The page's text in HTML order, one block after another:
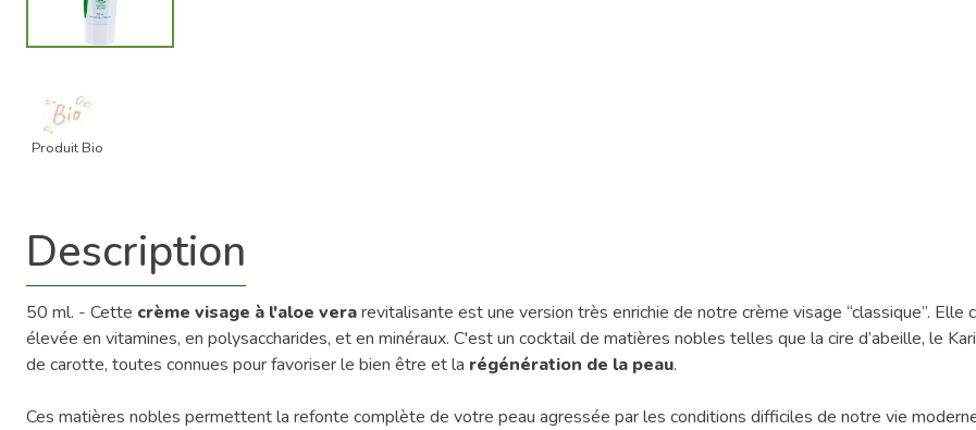
Produit Bio
Description
50 ml. - Cette crème visage à l'aloe verarevitalisante est une version très enrichie de notre crème visage “classique”. Elle
élevée en vitamines, en polysaccharides, et en minéraux. C'est un cocktail de matières nobles telles que la cire d’abeille, le
de carotte, toutes connues pour favoriser le bien être et la régénération de la peau.
Ces matières nobles permettent la refonte complète de votre peau agressée par les conditions difficiles de notre vie